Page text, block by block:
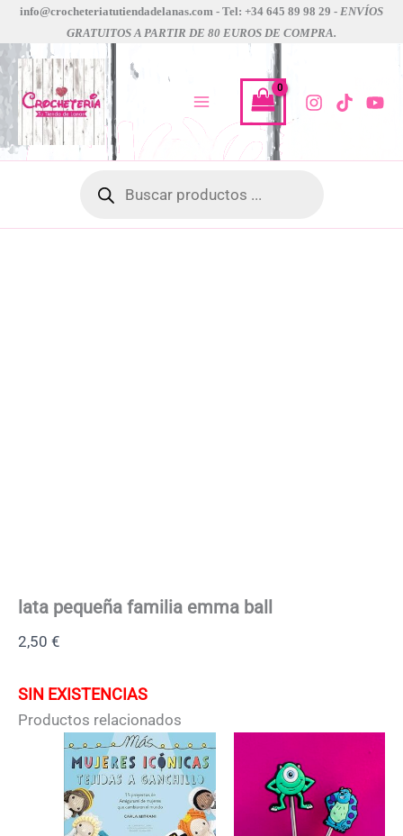
contenido
info@crocheteriatutiendadelanas.com - Tel: +34 645 89 98 29 - ENVÍOS
GRATUITOS A PARTIR DE 80 EUROS DE COMPRA.
productos
lata pequeña familia emma ball
2,50 €
SIN EXISTENCIAS
Productos relacionados